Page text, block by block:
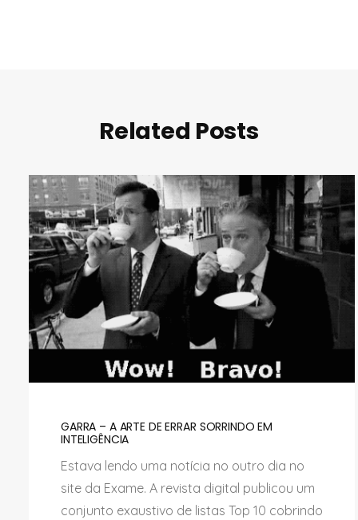
Related Posts
GARRA – A ARTE DE ERRAR SORRINDO EM
INTELIGÊNCIA
Estava lendo uma notícia no outro dia no
site da Exame. A revista digital publicou um
conjunto exaustivo de listas Top 10 cobrindo